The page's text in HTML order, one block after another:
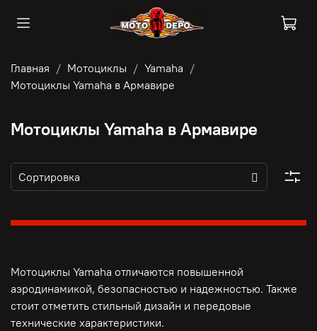
Главная Мотоциклы
Yamaha
Мотоциклы Yamaha в Армавире
Мотоциклы Yamaha в Армавире
Мотоциклы Yamaha отличаются повышенной
аэродинамикой, безопасностью и надежностью. Также
стоит отметить стильный дизайн и передовые
технические характеристики.